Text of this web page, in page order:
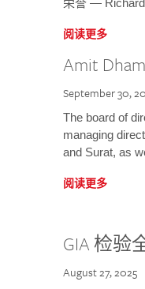
阅读更多
Amit
September 30,
The board of
managing
and Surat, as
阅读更多
GIA 检验
August 27, 2025